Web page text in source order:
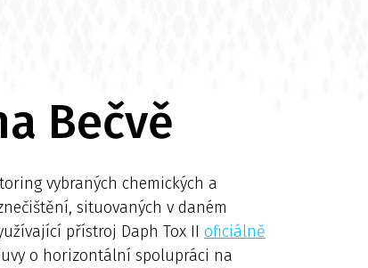
Bečvě
vybraných chemických a
situovaných v daném
přístroj Daph Tox II oficiálně
o horizontální spolupráci na